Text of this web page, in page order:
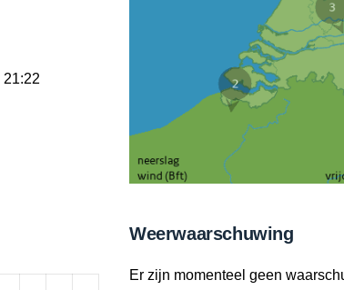
21:22
Weerwaarschuwing
Er zijn momenteel geen